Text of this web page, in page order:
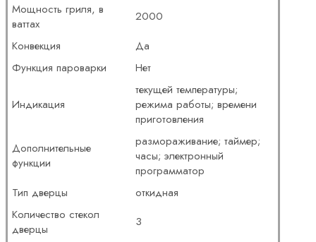
Мощность гриля, в
ваттах
2000
Конвекция
Да
Функция пароварки
Нет
Индикация
текущей температуры;
режима работы; времени
приготовления
Дополнительные
функции
размораживание; таймер;
часы; электронный
программатор
Тип дверцы
откидная
Количество стекол
дверцы
3